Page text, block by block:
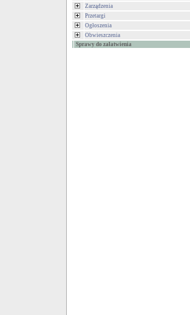
Zarządzenia
Przetargi
Ogłoszenia
Obwieszczenia
Sprawy do załatwienia